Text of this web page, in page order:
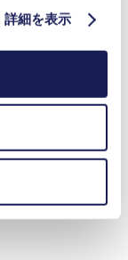
詳細を表示